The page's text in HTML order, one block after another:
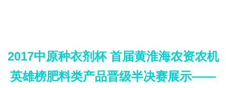
2017中原种衣剂杯 首届黄淮海农资农机
英雄榜肥料类产品晋级半决赛展示——